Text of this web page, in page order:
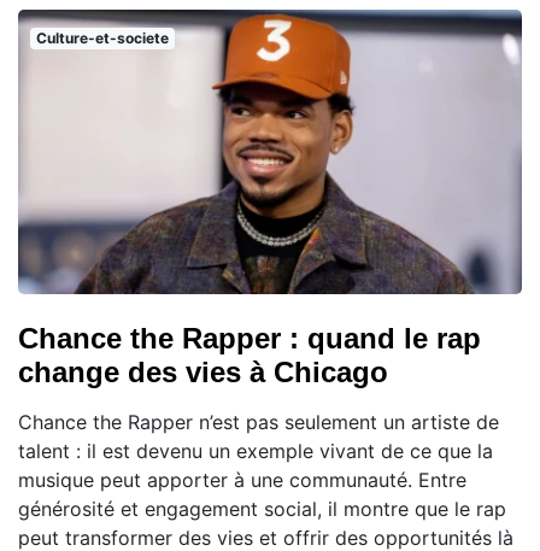
Culture-et-societe
Chance the Rapper : quand le rap
change des vies à Chicago
Chance the Rapper n’est pas seulement un artiste de
talent : il est devenu un exemple vivant de ce que la
musique peut apporter à une communauté. Entre
générosité et engagement social, il montre que le rap
peut transformer des vies et offrir des opportunités là